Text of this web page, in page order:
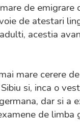
de
de atestari
acestia
mare cerere
si, inca o
dar si
de limba